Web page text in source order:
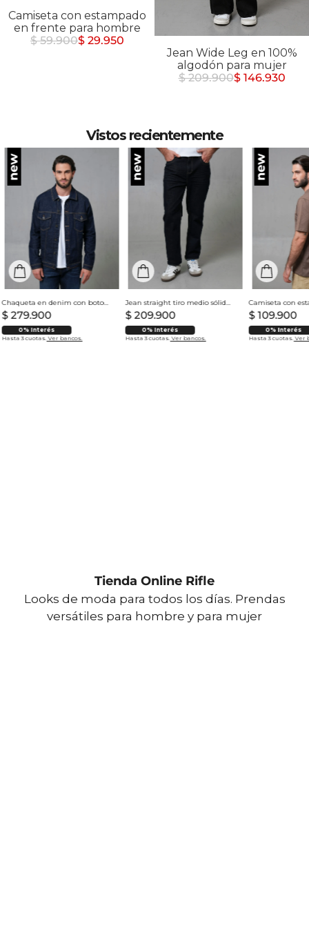
Camiseta con estampado
en frente para hombre
$ 59.900$ 29.950
Jean Wide Leg en 100%
algodón para mujer
$ 209.900$ 146.930
Vistos recientemente
Chaqueta en denim con botones para hombre
$ 279.900
0% Interés
Hasta 3 cuotas. Ver bancos.
Jean straight tiro medio sólido para hombre
$ 209.900
0% Interés
Hasta 3 cuotas. Ver bancos.
$ 109.900
0% Interés
Hasta 3 cuotas. Ver
Tienda Online Rifle
Looks de moda para todos los días. Prendas
versátiles para hombre y para mujer